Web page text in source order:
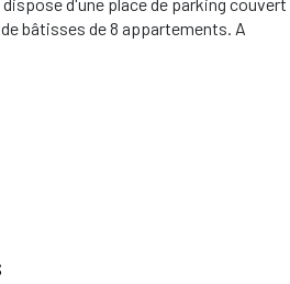
bâtisses de 8 appartements. A